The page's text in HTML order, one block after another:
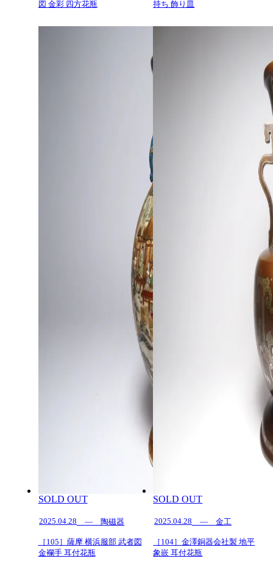
図 金彩 四方花瓶
持ち 飾り皿
SOLD OUT
2025.04.28 — 陶磁器
［105］薩摩 横浜服部 武者図
金襴手 耳付花瓶
SOLD OUT
2025.04.28 — 金工
［104］金澤銅器会社製 地平
象嵌 耳付花瓶